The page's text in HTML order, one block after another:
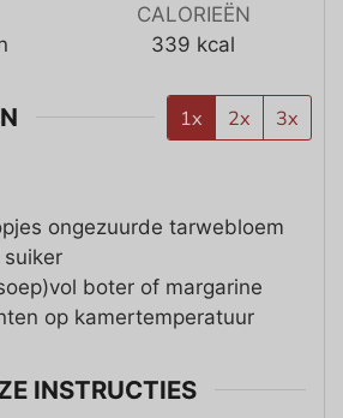
CALORIEËN
339 kcal
1x 2x 3x
ongezuurde tarwebloem
suiker
boter of margarine
op kamertemperatuur
INSTRUCTIES